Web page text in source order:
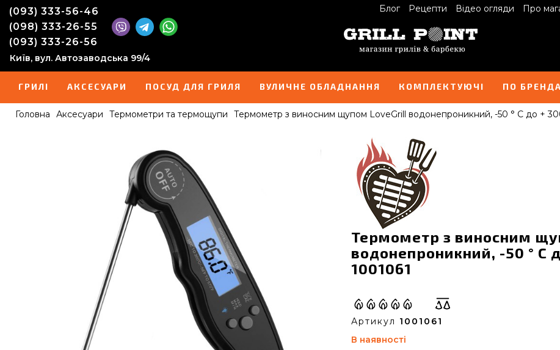
Блог Рецепти Відео огляди Про
(093) 333-56-46
(098) 333-26-55
(093) 333-26-56
Київ, вул. Автозаводська 99/4
ГРИЛІ АКСЕСУАРИ ПОСУД ДЛЯ ГРИЛЯ ВУЛИЧНЕ ОБЛАДНАННЯ КОМПЛЕКТУЮЧІ ПО
Головна Аксесуари Термометри та термощупи Термометр з виносним щупом LoveGrill водонепроникний, -50 ° С до +
Термометр з виносним
водонепроникний, -50 ° С
1001061
Артикул 1001061
В наявності